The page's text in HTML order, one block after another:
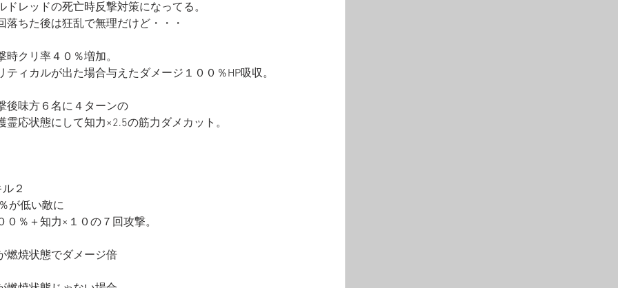
レッドの死亡時反撃対策になってる。
ちた後は狂乱で無理だけど・・・
クリ率４０％増加。
ィカルが出た場合与えたダメージ１００％HP吸収。
味方６名に４ターンの
応状態にして知力×2.5の筋力ダメカット。
２
低い敵に
％＋知力×１０の７回攻撃。
焼状態でダメージ倍